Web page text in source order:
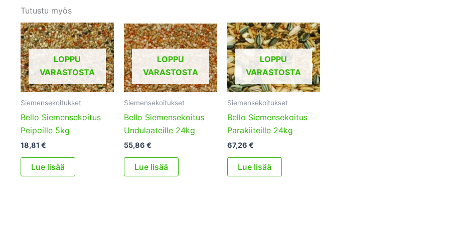
Tutustu myös
LOPPU
VARASTOSTA
Siemensekoitukset
Bello Siemensekoitus
Peipoille 5kg
18,81 €
Lue lisää
LOPPU
VARASTOSTA
Siemensekoitukset
Bello Siemensekoitus
Undulaateille 24kg
55,86 €
Lue lisää
LOPPU
VARASTOSTA
Siemensekoitukset
Bello Siemensekoitus
Parakiiteille 24kg
67,26 €
Lue lisää